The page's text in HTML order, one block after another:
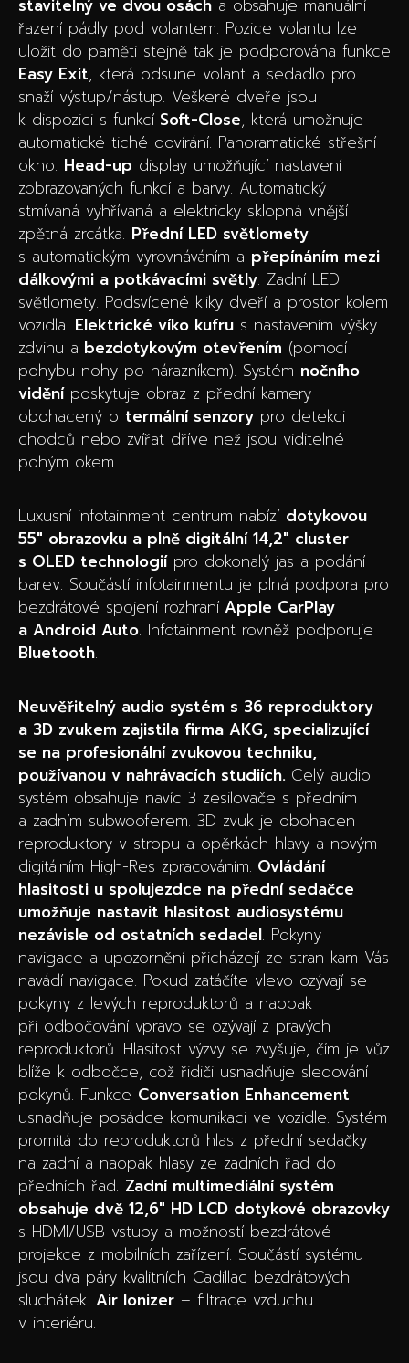
stavitelný ve dvou osách a obsahuje manuální
řazení pádly pod volantem. Pozice volantu lze
uložit do paměti stejně tak je podporována funkce
Easy Exit, která odsune volant a sedadlo pro
snaží výstup/nástup. Veškeré dveře jsou
k dispozici s funkcí Soft-Close, která umožnuje
automatické tiché dovírání. Panoramatické střešní
okno. Head-up display umožňující nastavení
zobrazovaných funkcí a barvy. Automatický
stmívaná vyhřívaná a elektricky sklopná vnější
zpětná zrcátka. Přední LED světlomety
s automatickým vyrovnáváním a přepínáním mezi
dálkovými a potkávacími světly. Zadní LED
světlomety. Podsvícené kliky dveří a prostor kolem
vozidla. Elektrické víko kufru s nastavením výšky
zdvihu a bezdotykovým otevřením (pomocí
pohybu nohy po nárazníkem). Systém nočního
viděníposkytuje obraz z přední kamery
obohacený o termální senzory pro detekci
chodců nebo zvířat dříve než jsou viditelné
pohým okem.
Luxusní infotainment centrum nabízí dotykovou
55″ obrazovku a plně digitální 14,2″ cluster
s OLED technologiípro dokonalý jas a podání
barev. Součástí infotainmentu je plná podpora pro
bezdrátové spojení rozhraní Apple CarPlay
a Android Auto. Infotainment rovněž podporuje
Bluetooth.
Neuvěřitelný audio systém s 36 reproduktory
a 3D zvukem zajistila firma AKG, specializující
se na profesionální zvukovou techniku,
používanou v nahrávacích studiích. Celý audio
systém obsahuje navíc 3 zesilovače s předním
a zadním subwooferem. 3D zvuk je obohacen
reproduktory v stropu a opěrkách hlavy a novým
digitálním High-Res zpracováním. Ovládání
hlasitosti u spolujezdce na přední sedačce
umožňuje nastavit hlasitost audiosystému
nezávisle od ostatních sedadel. Pokyny
navigace a upozornění přicházejí ze stran kam Vás
navádí navigace. Pokud zatáčíte vlevo ozývají se
pokyny z levých reproduktorů a naopak
při odbočování vpravo se ozývají z pravých
reproduktorů. Hlasitost výzvy se zvyšuje, čím je vůz
blíže k odbočce, což řidiči usnadňuje sledování
pokynů. Funkce Conversation Enhancement
usnadňuje posádce komunikaci ve vozidle. Systém
promítá do reproduktorů hlas z přední sedačky
na zadní a naopak hlasy ze zadních řad do
předních řad. Zadní multimediální systém
obsahuje dvě 12,6″ HD LCD dotykové obrazovky
s HDMI/USB vstupy a možností bezdrátové
projekce z mobilních zařízení. Součástí systému
jsou dva páry kvalitních Cadillac bezdrátových
sluchátek. Air Ionizer – filtrace vzduchu
v interiéru.